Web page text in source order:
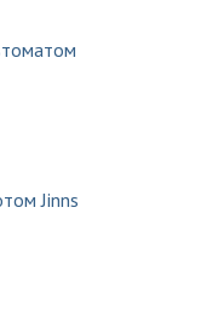
Jinns